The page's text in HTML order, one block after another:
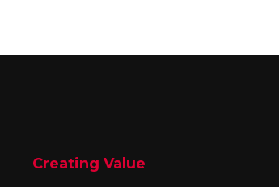
Creating Value